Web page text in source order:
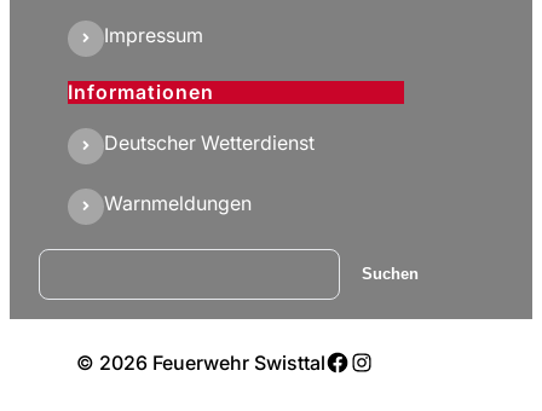
Impressum
Informationen
Deutscher Wetterdienst
Warnmeldungen
Suchen Suchen
© 2026 Feuerwehr SwisttalFacebook
Instagram